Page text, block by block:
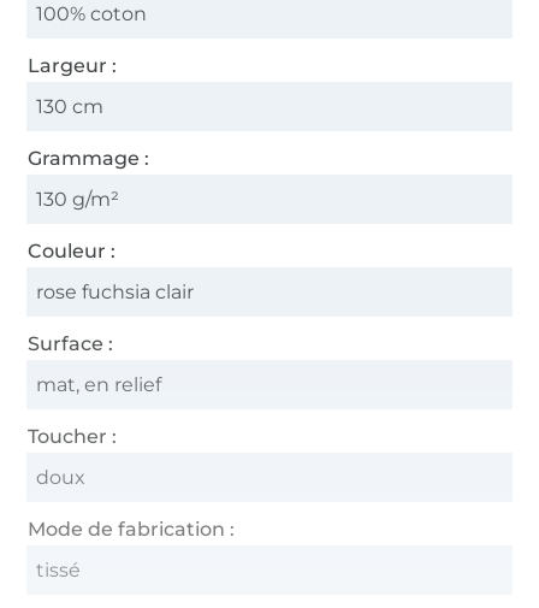
100% coton
Largeur :
130 cm
Grammage :
130 g/m²
Couleur :
rose fuchsia clair
Surface :
mat, en relief
Toucher :
doux
Mode de fabrication :
tissé